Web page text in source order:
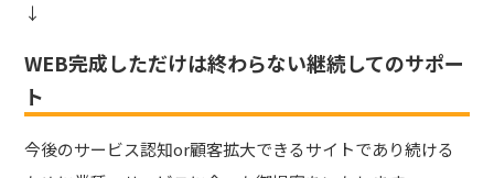
↓
WEB完成しただけは終わらない継続してのサポー
ト
今後のサービス認知or顧客拡大できるサイトであり続ける